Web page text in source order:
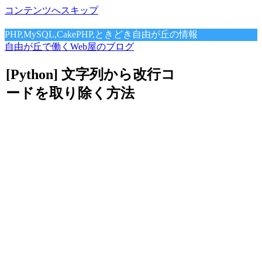
コンテンツへスキップ
PHP,MySQL,CakePHP,ときどき自由が丘の情報
自由が丘で働くWeb屋のブログ
[Python] 文字列から改行コ
ードを取り除く方法